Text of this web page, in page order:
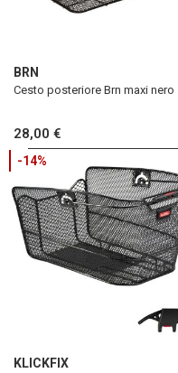
BRN
Cesto posteriore Brn maxi nero
28,00 €
-14%
KLICKFIX